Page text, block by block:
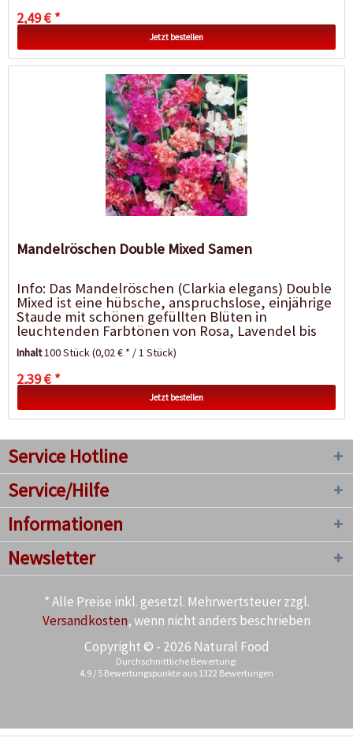
2,49 € *
Jetzt bestellen
Mandelröschen Double Mixed Samen
Info: Das Mandelröschen (Clarkia elegans) Double
Mixed ist eine hübsche, anspruchslose, einjährige
Staude mit schönen gefüllten Blüten in
leuchtenden Farbtönen von Rosa, Lavendel bis
Weiß....
Inhalt100 Stück(0,02 € * / 1 Stück)
2,39 € *
Jetzt bestellen
Service Hotline
Service/Hilfe
Informationen
Newsletter
* Alle Preise inkl. gesetzl. Mehrwertsteuer zzgl.
Versandkosten, wenn nicht anders beschrieben
Copyright © - 2026 Natural Food
Durchschnittliche Bewertung:
4.9 / 5 Bewertungspunkte aus 1322 Bewertungen